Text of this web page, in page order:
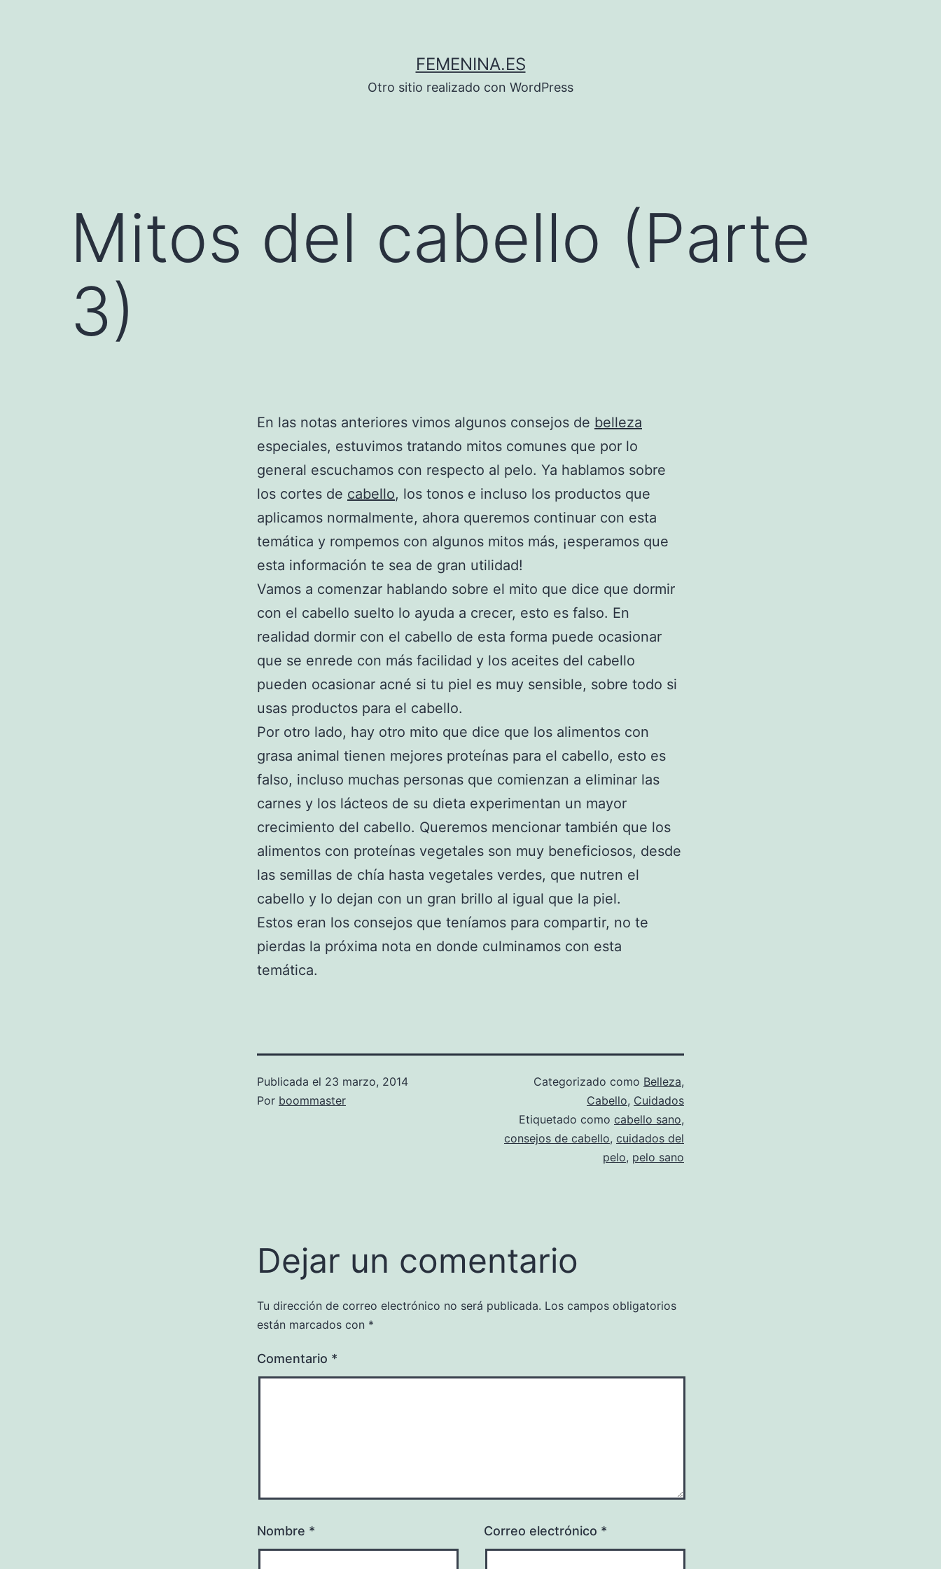
FEMENINA.ES
Otro sitio realizado con WordPress
Mitos del cabello (Parte
3)
En las notas anteriores vimos algunos consejos de belleza
especiales, estuvimos tratando mitos comunes que por lo
general escuchamos con respecto al pelo. Ya hablamos sobre
los cortes de cabello, los tonos e incluso los productos que
aplicamos normalmente, ahora queremos continuar con esta
temática y rompemos con algunos mitos más, ¡esperamos que
esta información te sea de gran utilidad!
Vamos a comenzar hablando sobre el mito que dice que dormir
con el cabello suelto lo ayuda a crecer, esto es falso. En
realidad dormir con el cabello de esta forma puede ocasionar
que se enrede con más facilidad y los aceites del cabello
pueden ocasionar acné si tu piel es muy sensible, sobre todo si
usas productos para el cabello.
Por otro lado, hay otro mito que dice que los alimentos con
grasa animal tienen mejores proteínas para el cabello, esto es
falso, incluso muchas personas que comienzan a eliminar las
carnes y los lácteos de su dieta experimentan un mayor
crecimiento del cabello. Queremos mencionar también que los
alimentos con proteínas vegetales son muy beneficiosos, desde
las semillas de chía hasta vegetales verdes, que nutren el
cabello y lo dejan con un gran brillo al igual que la piel.
Estos eran los consejos que teníamos para compartir, no te
pierdas la próxima nota en donde culminamos con esta
temática.
Publicada el 23 marzo, 2014
Por boommaster
Categorizado como Belleza,
Cabello, Cuidados
Etiquetado como cabello sano,
consejos de cabello, cuidados del
pelo, pelo sano
Dejar un comentario
Tu dirección de correo electrónico no será publicada. Los campos obligatorios
están marcados con *
Comentario *
Nombre * Correo electrónico *